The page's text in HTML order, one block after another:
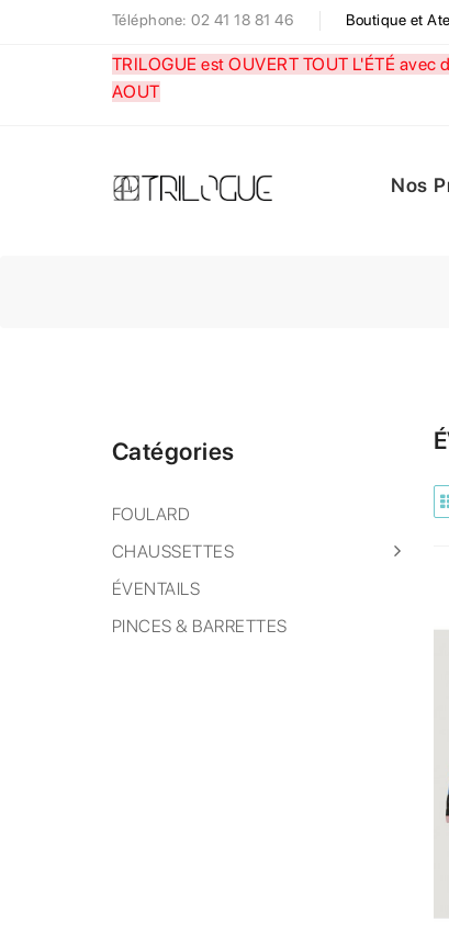
Téléphone: 02 41 18 81 46 Boutique et
TRILOGUE est OUVERT TOUT L'ÉTÉ
AOUT
Nos
Catégories
FOULARD
CHAUSSETTES
ÉVENTAILS
PINCES & BARRETTES